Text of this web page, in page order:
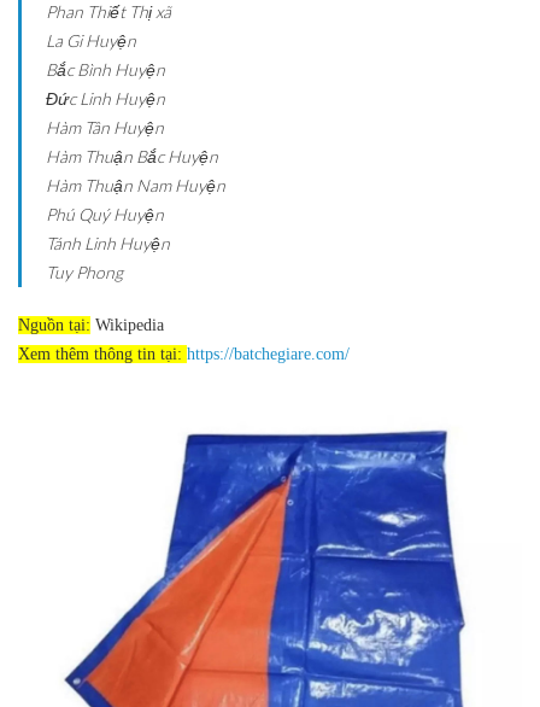
Phan Thiết Thị xã
La Gi Huyện
Bắc Bình Huyện
Đức Linh Huyện
Hàm Tân Huyện
Hàm Thuận Bắc Huyện
Hàm Thuận Nam Huyện
Phú Quý Huyện
Tánh Linh Huyện
Tuy Phong
Nguồn tại: Wikipedia
Xem thêm thông tin tại: https://batchegiare.com/